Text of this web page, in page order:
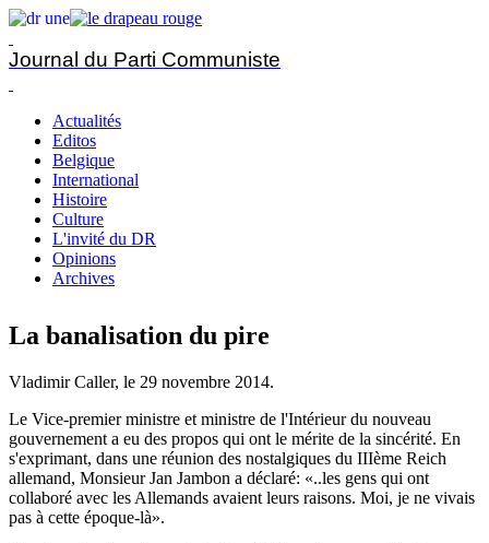
Journal du Parti Communiste
Actualités
Editos
Belgique
International
Histoire
Culture
L'invité du DR
Opinions
Archives
La banalisation du pire
Vladimir Caller, le 29 novembre 2014.
Le Vice-premier ministre et ministre de l'Intérieur du nouveau
gouvernement a eu des propos qui ont le mérite de la sincérité. En
s'exprimant, dans une réunion des nostalgiques du IIIème Reich
allemand, Monsieur Jan Jambon a déclaré: «..les gens qui ont
collaboré avec les Allemands avaient leurs raisons. Moi, je ne vivais
pas à cette époque-là».